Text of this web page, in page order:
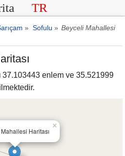
TR
» Sofulu » Beyceli Mahallesi
37.103443 enlem ve 35.521999
Haritası
×